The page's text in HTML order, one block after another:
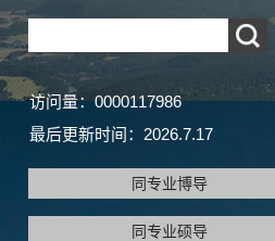
访问量：0000117986
最后更新时间： 2026.7.17
同专业博导
同专业硕导